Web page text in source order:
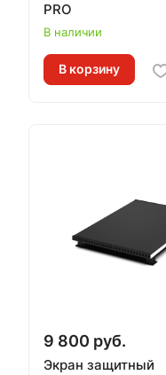
PRO
В наличии
В корзину
9 800 руб.
Экран защитный